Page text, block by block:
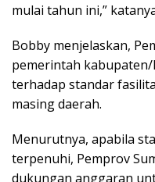
mulai tahun ini,”
Bobby menjelaskan,
pemerintah
terhadap standar
masing daerah.
Menurutnya, apabila
terpenuhi, Pemprov
dukungan anggaran